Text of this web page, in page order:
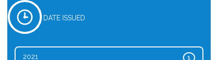
DATE ISSUED
1
2021